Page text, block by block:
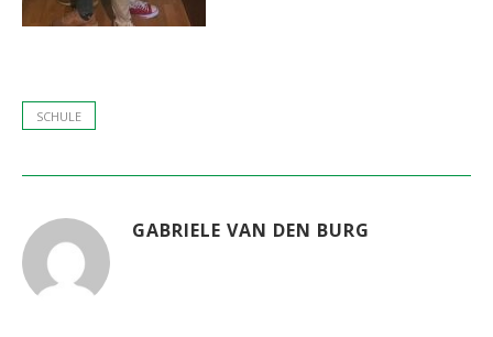
SCHULE
GABRIELE VAN DEN BURG